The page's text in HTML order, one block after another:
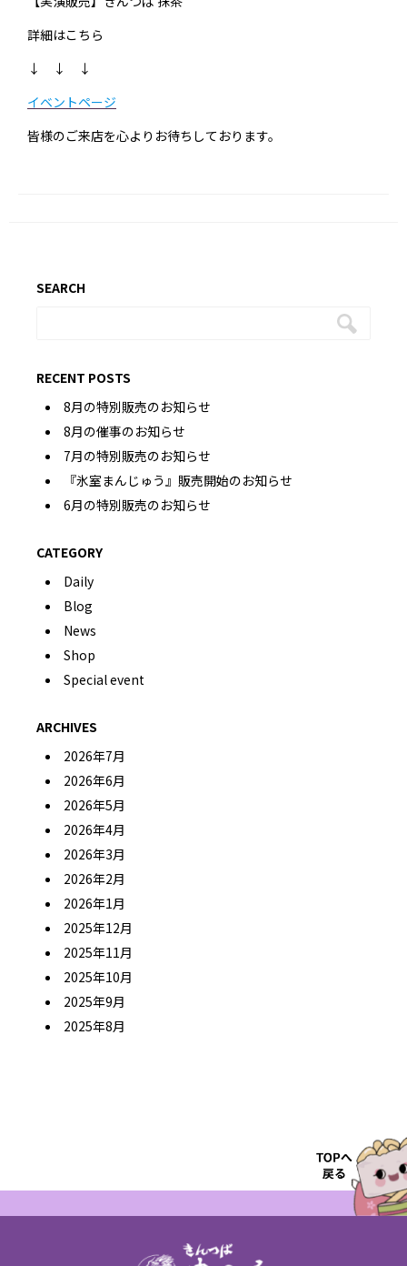
詳細はこちら
↓ ↓ ↓
イベントページ
皆様のご来店を心よりお待ちしております。
SEARCH
RECENT POSTS
8月の特別販売のお知らせ
8月の催事のお知らせ
7月の特別販売のお知らせ
『氷室まんじゅう』販売開始のお知らせ
6月の特別販売のお知らせ
CATEGORY
Daily
Blog
News
Shop
Special event
ARCHIVES
2026年7月
2026年6月
2026年5月
2026年4月
2026年3月
2026年2月
2026年1月
2025年12月
2025年11月
2025年10月
2025年9月
2025年8月